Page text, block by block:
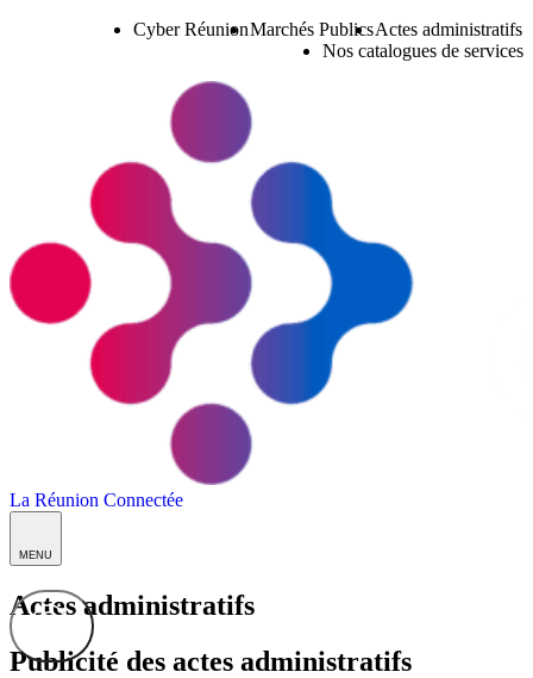
Cyber RéunionMarchés PublicsActes administratifs
Nos catalogues de services
La Réunion Connectée
MENU
Actes administratifs
Publicité des actes administratifs